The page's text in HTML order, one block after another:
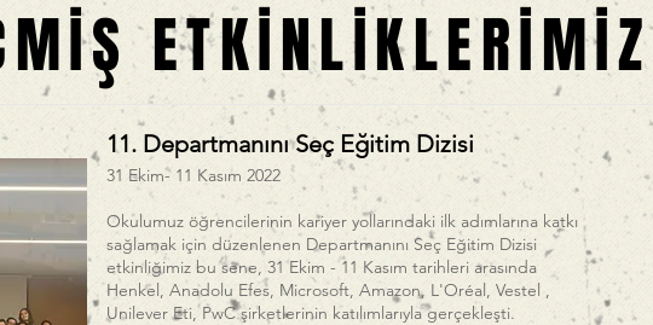
ETKİNLİKLERİMİZ
11. Departmanını Seç Eğitim Dizisi
31 Ekim- 11 Kasım 2022
Okulumuz öğrencilerinin kariyer yollarındaki ilk adımlarına katkı
sağlamak için düzenlenen Departmanını Seç Eğitim Dizisi
etkinliğimiz bu sene, 31 Ekim - 11 Kasım tarihleri arasında
Henkel, Anadolu Efes, Microsoft, Amazon, L'Oréal, Vestel ,
Unilever Eti, PwC şirketlerinin katılımlarıyla gerçekleşti.